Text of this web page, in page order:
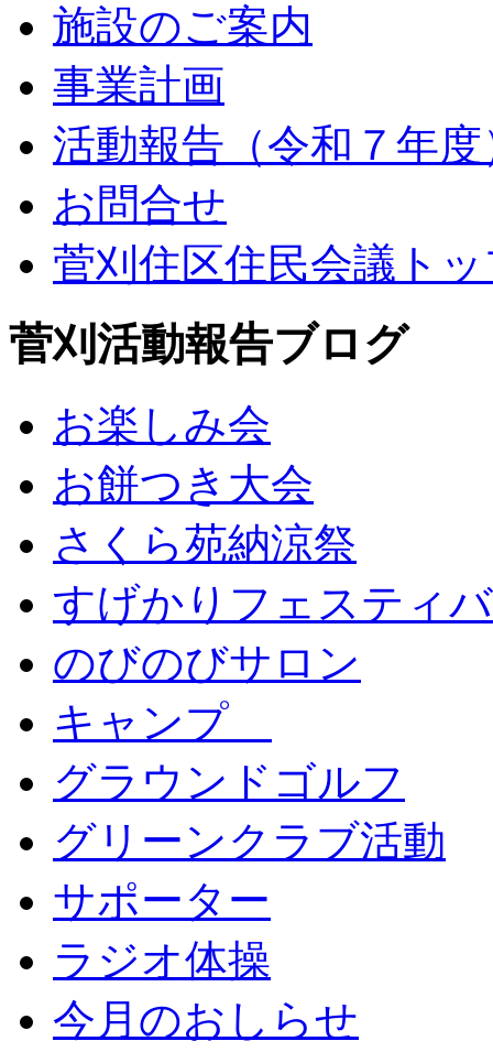
施設のご案内
事業計画
活動報告（令和７年度
お問合せ
菅刈住区住民会議ト
菅刈活動報告ブログ
お楽しみ会
お餅つき大会
さくら苑納涼祭
すげかりフェスティ
のびのびサロン
キャンプ
グラウンドゴルフ
グリーンクラブ活動
サポーター
ラジオ体操
今月のおしらせ